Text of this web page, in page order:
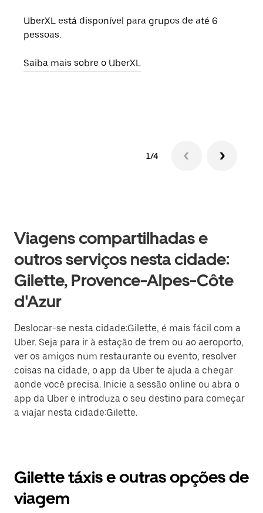
UberXL está disponível para grupos de até 6
pessoas.
Saiba mais sobre o UberXL
1/4
Viagens compartilhadas e
outros serviços nesta cidade:
Gilette, Provence-Alpes-Côte
d'Azur
Deslocar-se nesta cidade:Gilette, é mais fácil com a
Uber. Seja para ir à estação de trem ou ao aeroporto,
ver os amigos num restaurante ou evento, resolver
coisas na cidade, o app da Uber te ajuda a chegar
aonde você precisa. Inicie a sessão online ou abra o
app da Uber e introduza o seu destino para começar
a viajar nesta cidade:Gilette.
Gilette táxis e outras opções de
viagem